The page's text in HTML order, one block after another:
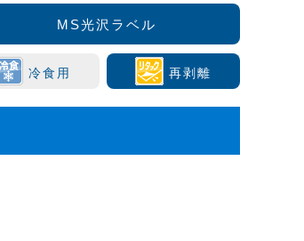
MS光沢ラベル
冷食用 再剥離